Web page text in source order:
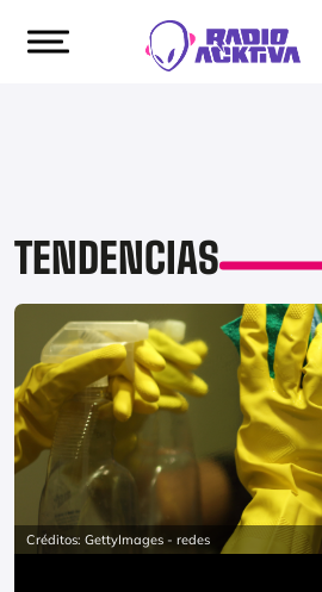
TENDENCIAS
Créditos: GettyImages - redes